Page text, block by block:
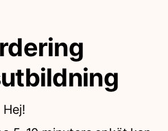
Hej!